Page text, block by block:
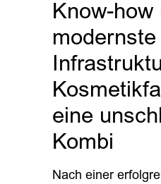
Know-how
modernste
eine
Kombi
Nach einer